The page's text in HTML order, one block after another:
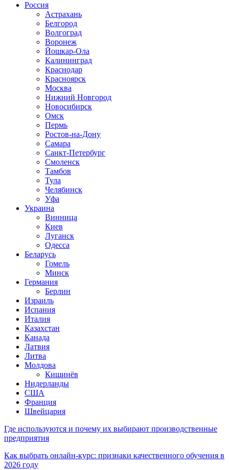
Россия
Астрахань
Белгород
Волгоград
Воронеж
Йошкар-Ола
Калининград
Краснодар
Красноярск
Москва
Нижний Новгород
Новосибирск
Омск
Пермь
Ростов-на-Дону
Самара
Санкт-Петербург
Смоленск
Тамбов
Тула
Челябинск
Уфа
Украина
Винница
Киев
Луганск
Одесса
Беларусь
Гомель
Минск
Германия
Берлин
Израиль
Испания
Италия
Казахстан
Канада
Латвия
Литва
Молдова
Кишинёв
Нидерланды
США
Франция
Швейцария
Где используются и почему их выбирают производственные
предприятия
Как выбрать онлайн-курс: признаки качественного обучения в
2026 году